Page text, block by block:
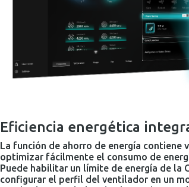
Eficiencia energética
La función de ahorro de energía contiene
optimizar fácilmente el consumo de
Puede habilitar un límite de energía de la
configurar el perfil del ventilador en un